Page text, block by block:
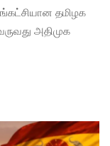
தமிழக
அதிமுக